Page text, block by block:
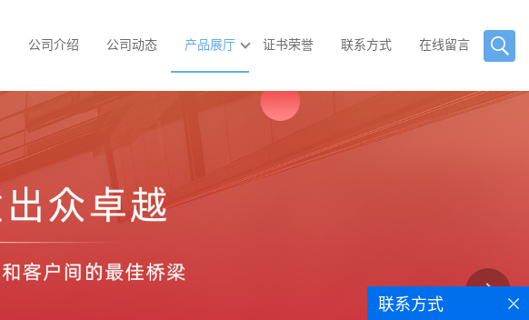
公司介绍 公司动态 产品展厅 证书荣誉 联系方式 在线留言
联系方式